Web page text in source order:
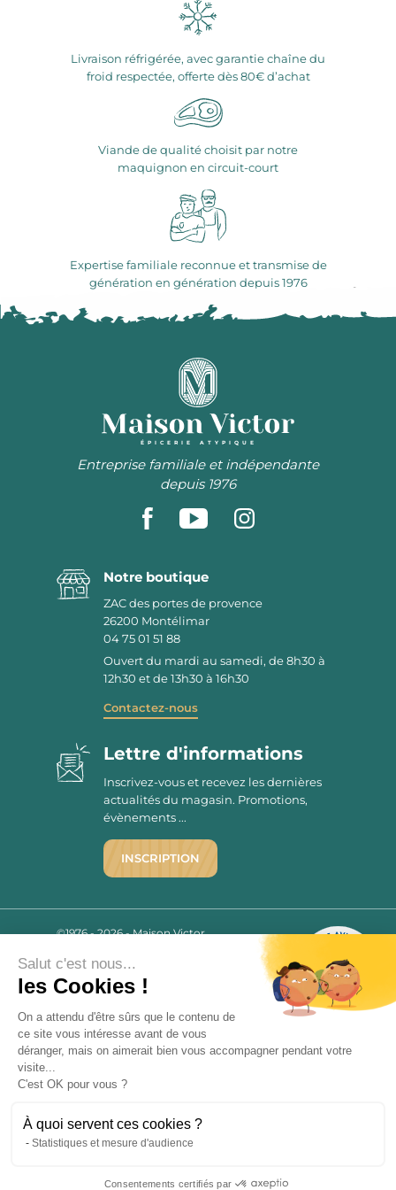
Livraison réfrigérée, avec garantie chaîne du
froid respectée, offerte dès 80€ d’achat
Viande de qualité choisit par notre
maquignon en circuit-court
Expertise familiale reconnue et transmise de
génération en génération depuis 1976
ÉPICERIE ATYPIQUE
Entreprise familiale et indépendante
depuis 1976
Notre boutique
ZAC des portes de provence
26200 Montélimar
04 75 01 51 88
Ouvert du mardi au samedi, de 8h30 à
12h30 et de 13h30 à 16h30
Contactez-nous
2780 AVIS
9.7/10
Lettre d'informations
Inscrivez-vous et recevez les dernières
actualités du magasin. Promotions,
évènements ...
INSCRIPTION
©1976 - 2026 - Maison Victor
Mentions légales
C.G.V.
Politique de confidentialité
FAQ
Livraisons
« L’abus d’alcool est dangereux pour la santé, à consommer avec
Salut c'est nous...
les Cookies !
On a attendu d'être sûrs que le contenu de
ce site vous intéresse avant de vous
déranger, mais on aimerait bien vous accompagner pendant votre
visite...
C'est OK pour vous ?
À quoi servent ces cookies ?
Statistiques et mesure d'audience
Consentements certifiés par